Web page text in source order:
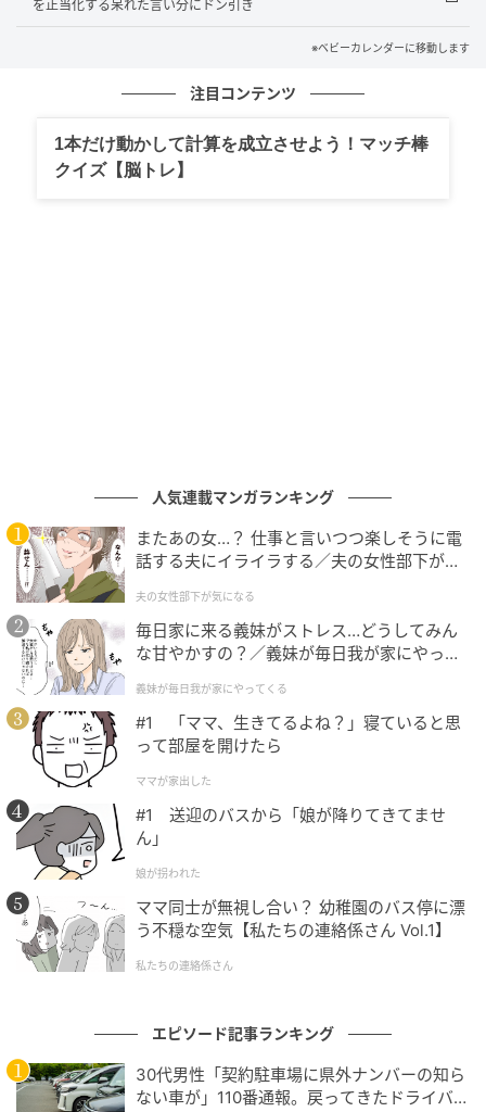
を正当化する呆れた言い分にドン引き
※ベビーカレンダーに移動します
注目コンテンツ
1本だけ動かして計算を成立させよう！マッチ棒
クイズ【脳トレ】
人気連載マンガランキング
またあの女…？ 仕事と言いつつ楽しそうに電
話する夫にイライラする／夫の女性部下が気
夫の女性部下が気になる
毎日家に来る義妹がストレス…どうしてみん
な甘やかすの？／義妹が毎日我が家にやって
が】
義妹が毎日我が家にやってくる
#1 「ママ、生きてるよね？」寝ていると思
って部屋を開けたら
ママが家出した
#1 送迎のバスから「娘が降りてきてませ
ん」
娘が拐われた
ママ同士が無視し合い？ 幼稚園のバス停に漂
う不穏な空気【私たちの連絡係さん Vol.1】
私たちの連絡係さん
エピソード記事ランキング
30代男性「契約駐車場に県外ナンバーの知ら
ない車が」110番通報。戻ってきたドライバー